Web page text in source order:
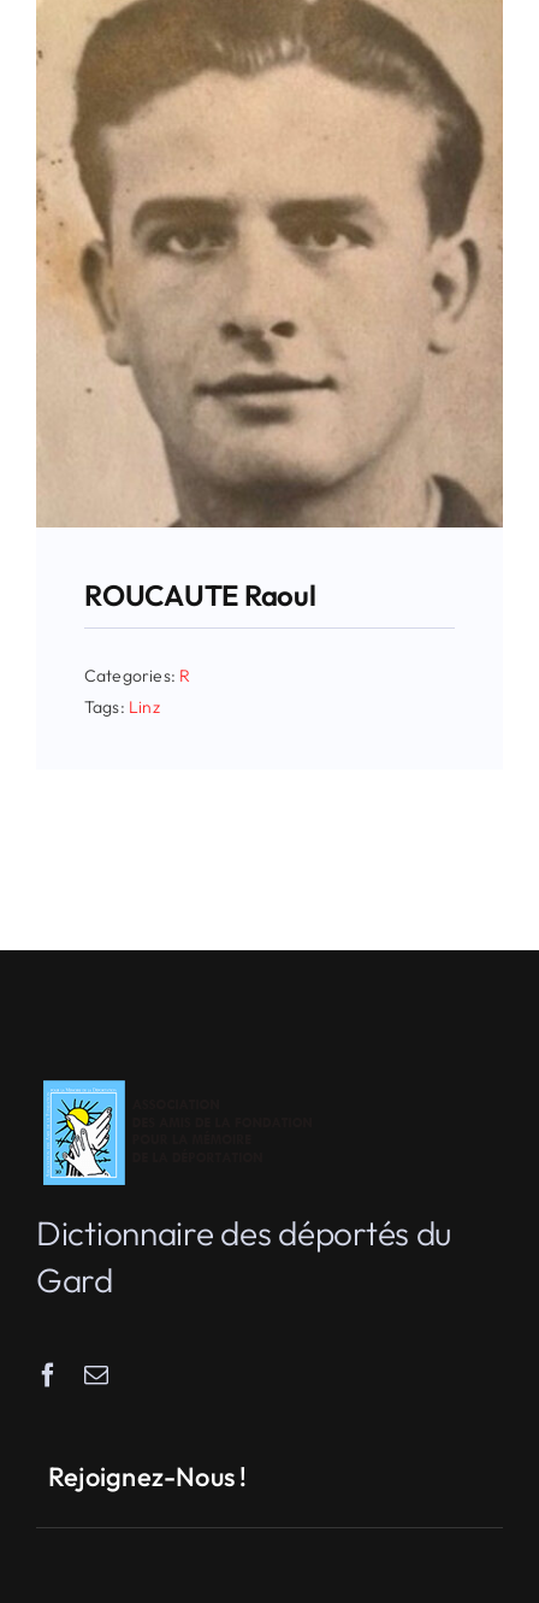
ROUCAUTE Raoul
Categories: R
Tags: Linz
Dictionnaire des déportés du
Gard
Rejoignez-Nous !